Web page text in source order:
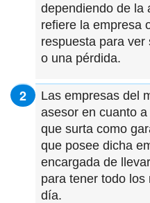
dependiendo de la
refiere la empresa
respuesta para
o una pérdida.
Las empresas del
asesor en cuanto
que surta como
que posee dicha
encargada de
para tener todo los
día.